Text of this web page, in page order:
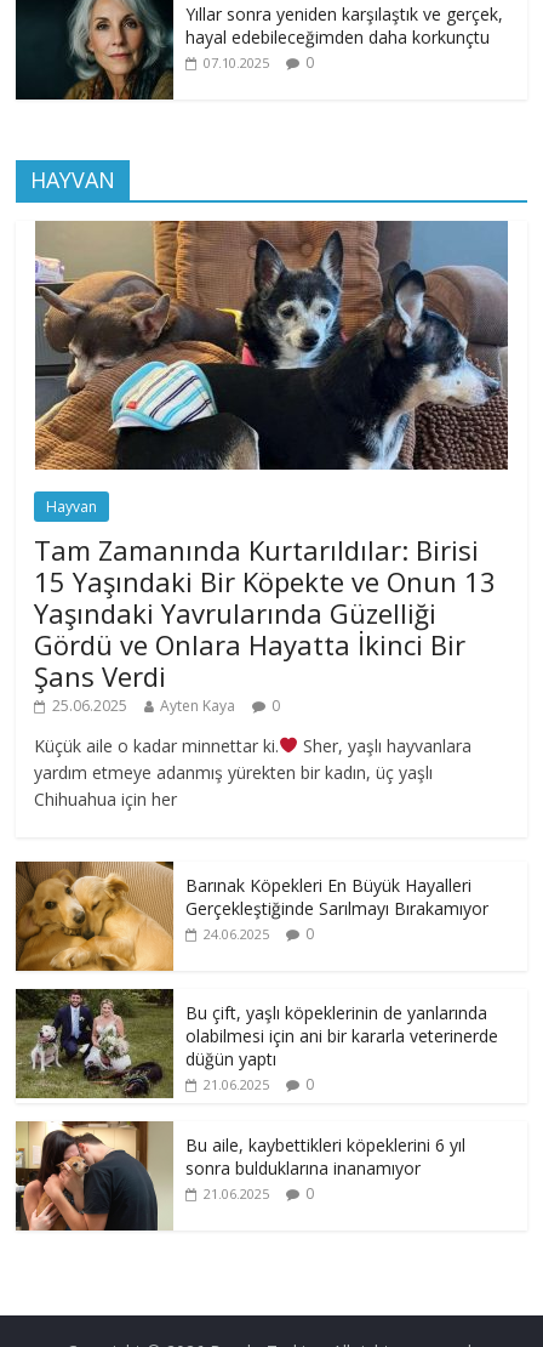
Yıllar sonra yeniden karşılaştık ve gerçek,
hayal edebileceğimden daha korkunçtu
07.10.2025 0
HAYVAN
Hayvan
Tam Zamanında Kurtarıldılar: Birisi
15 Yaşındaki Bir Köpekte ve Onun 13
Yaşındaki Yavrularında Güzelliği
Gördü ve Onlara Hayatta İkinci Bir
Şans Verdi
25.06.2025 Ayten Kaya 0
Küçük aile o kadar minnettar ki.
Sher, yaşlı hayvanlara
yardım etmeye adanmış yürekten bir kadın, üç yaşlı
Chihuahua için her
Barınak Köpekleri En Büyük Hayalleri
Gerçekleştiğinde Sarılmayı Bırakamıyor
24.06.2025 0
Bu çift, yaşlı köpeklerinin de yanlarında
olabilmesi için ani bir kararla veterinerde
düğün yaptı
21.06.2025 0
Bu aile, kaybettikleri köpeklerini 6 yıl
sonra bulduklarına inanamıyor
21.06.2025 0